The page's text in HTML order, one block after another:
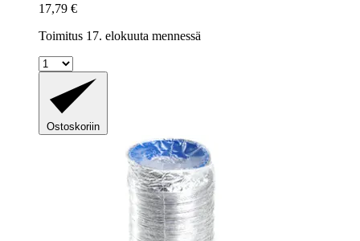
17,79 €
Toimitus 17. elokuuta mennessä
Ostoskoriin